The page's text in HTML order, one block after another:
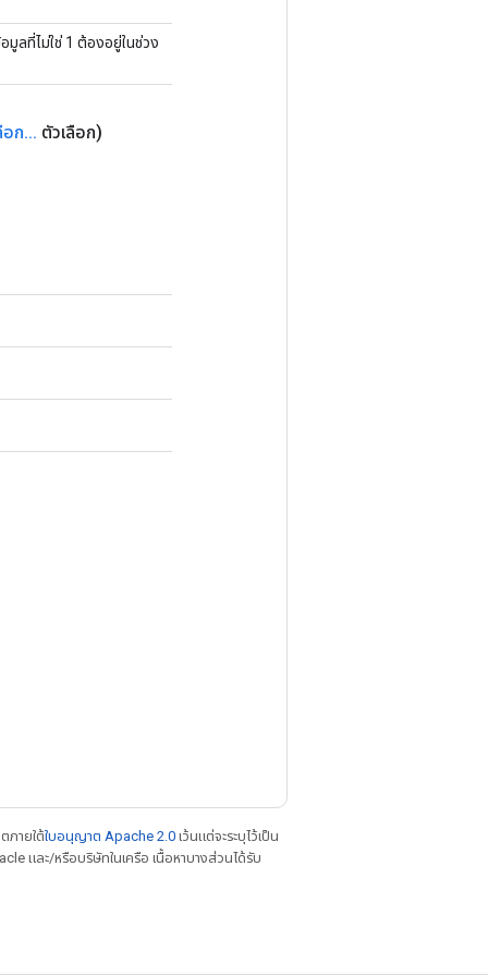
มูลที่ไม่ใช่ 1 ต้องอยู่ในช่วง
อก... ตัวเลือก)
ภายใต้ใบอนุญาต Apache 2.0 เว้นแต่จะระบุไว้เป็น
และ/หรือบริษัทในเครือ เนื้อหาบางส่วนได้รับ